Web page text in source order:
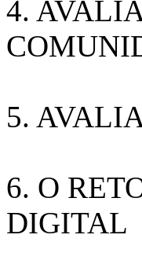
4.
5.
6. O
DIGITAL